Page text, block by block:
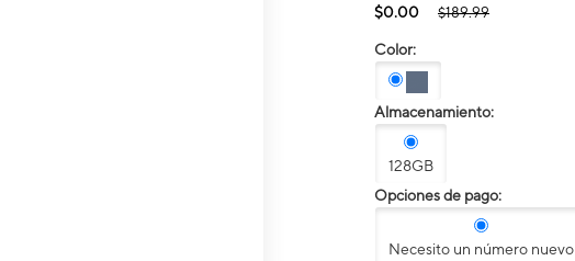
$0.00 $189.99
Color:
Almacenamiento:
128GB
Opciones de pago:
Necesito un número nuevo